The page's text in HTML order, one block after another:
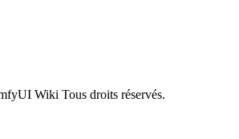
Wiki Tous droits réservés.